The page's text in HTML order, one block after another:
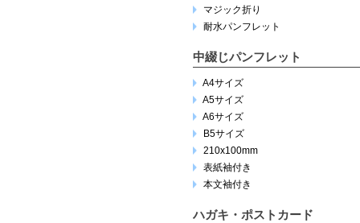
マジック折り
耐水パンフレット
中綴じパンフレット
A4サイズ
A5サイズ
A6サイズ
B5サイズ
210x100mm
表紙袖付き
本文袖付き
ハガキ・ポストカード